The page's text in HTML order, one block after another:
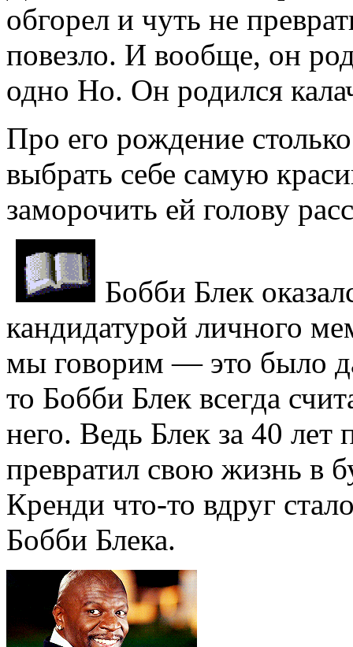
обгорел и чуть не
повезло. И вообще, он
одно Но. Он родился
Про его рождение
выбрать себе самую
заморочить ей голову
Бобби Блек
кандидатурой личного
мы говорим — это было
то Бобби Блек всегда
него. Ведь Блек за 40 лет
превратил свою жизнь в
Кренди что-то вдруг
Бобби Блека.